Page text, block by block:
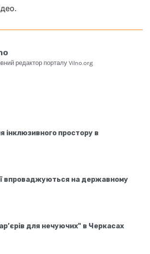
редактор порталу Vilno.org
інклюзивного простору в
впроваджуються на державному
для нечуючих" в Черкасах